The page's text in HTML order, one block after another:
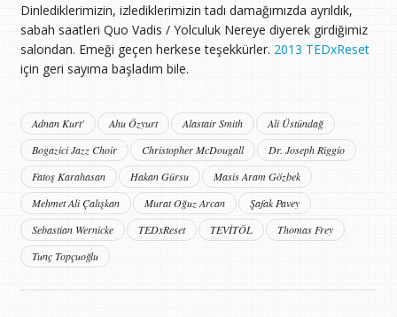
Dinlediklerimizin, izlediklerimizin tadı damağımızda ayrıldık,
sabah saatleri Quo Vadis / Yolculuk Nereye diyerek girdiğimiz
salondan. Emeği geçen herkese teşekkürler. 2013 TEDxReset
için geri sayıma başladım bile.
Adnan Kurt' Ahu Özyurt Alastair Smith
Ali Üstündağ
Bogazici Jazz Choir
Christopher McDougall
Dr. Joseph Riggio
Fatoş Karahasan
Hakan Gürsu
Masis Aram Gözbek
Mehmet Ali Çalışkan
Murat Oğuz Arcan
Şafak Pavey
Sebastian Wernicke
TEDxReset TEVİTÖL
Thomas Frey
Tunç Topçuoğlu